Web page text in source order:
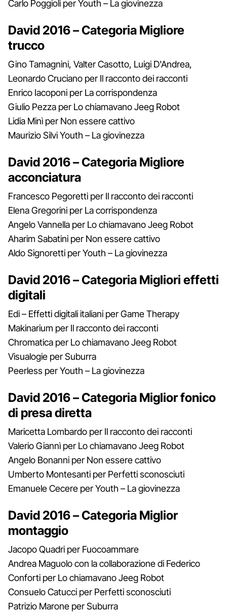
Carlo Poggioli per Youth – La giovinezza
David 2016 – Categoria Migliore
trucco
Gino Tamagnini, Valter Casotto, Luigi D'Andrea,
Leonardo Cruciano per Il racconto dei racconti
Enrico Iacoponi per La corrispondenza
Giulio Pezza per Lo chiamavano Jeeg Robot
Lidia Minì per Non essere cattivo
Maurizio Silvi Youth – La giovinezza
David 2016 – Categoria Migliore
acconciatura
Francesco Pegoretti per Il racconto dei racconti
Elena Gregorini per La corrispondenza
Angelo Vannella per Lo chiamavano Jeeg Robot
Aharim Sabatini per Non essere cattivo
Aldo Signoretti per Youth – La giovinezza
David 2016 – Categoria Migliori effetti
digitali
Edi – Effetti digitali italiani per Game Therapy
Makinarium per Il racconto dei racconti
Chromatica per Lo chiamavano Jeeg Robot
Visualogie per Suburra
Peerless per Youth – La giovinezza
David 2016 – Categoria Miglior fonico
di presa diretta
Maricetta Lombardo per Il racconto dei racconti
Valerio Giannì per Lo chiamavano Jeeg Robot
Angelo Bonanni per Non essere cattivo
Umberto Montesanti per Perfetti sconosciuti
Emanuele Cecere per Youth – La giovinezza
David 2016 – Categoria Miglior
montaggio
Jacopo Quadri per Fuocoammare
Andrea Maguolo con la collaborazione di Federico
Conforti per Lo chiamavano Jeeg Robot
Consuelo Catucci per Perfetti sconosciuti
Patrizio Marone per Suburra